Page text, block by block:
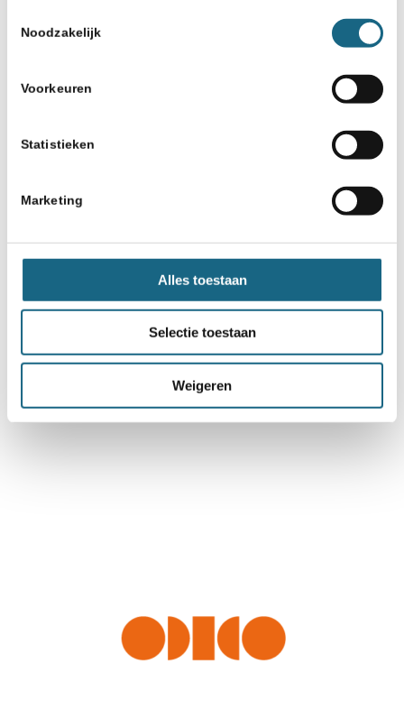
Noodzakelijk
Voorkeuren
Statistieken
Marketing
Alles toestaan
Selectie toestaan
Weigeren